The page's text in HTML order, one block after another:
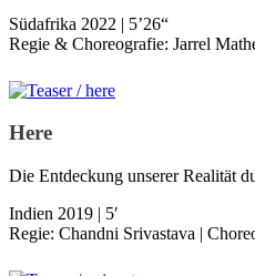
Südafrika 2022 | 5’26“
Regie & Choreografie: Jarrel
Here
Die Entdeckung unserer Realität
Indien 2019 | 5′
Regie: Chandni Srivastava |